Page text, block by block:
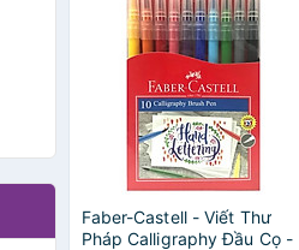
Faber-Castell - Viết Thư
Pháp Calligraphy Đầu Cọ -